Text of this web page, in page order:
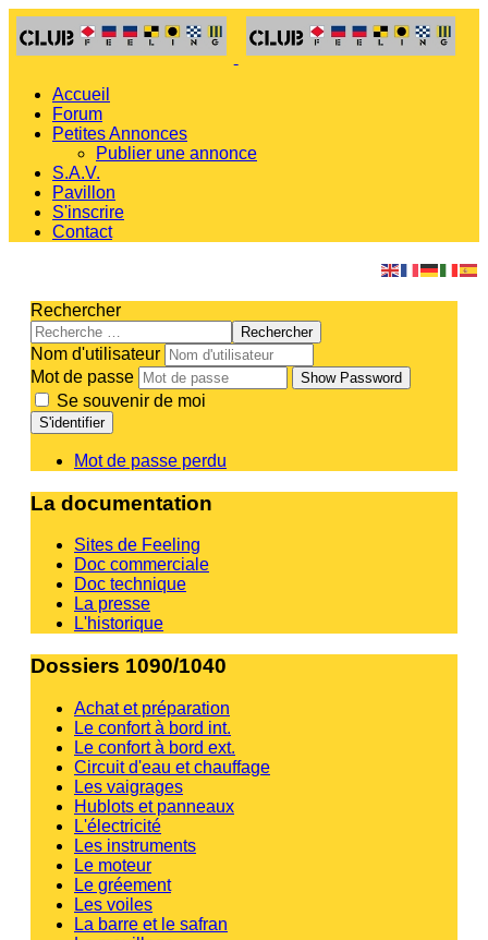
Accueil
Forum
Petites Annonces
Publier une annonce
S.A.V.
Pavillon
S'inscrire
Contact
Rechercher
Rechercher
Nom d'utilisateur
Mot de passe
Show Password
Se souvenir de moi
S'identifier
Mot de passe perdu
La documentation
Sites de Feeling
Doc commerciale
Doc technique
La presse
L'historique
Dossiers 1090/1040
Achat et préparation
Le confort à bord int.
Le confort à bord ext.
Circuit d'eau et chauffage
Les vaigrages
Hublots et panneaux
L'électricité
Les instruments
Le moteur
Le gréement
Les voiles
La barre et le safran